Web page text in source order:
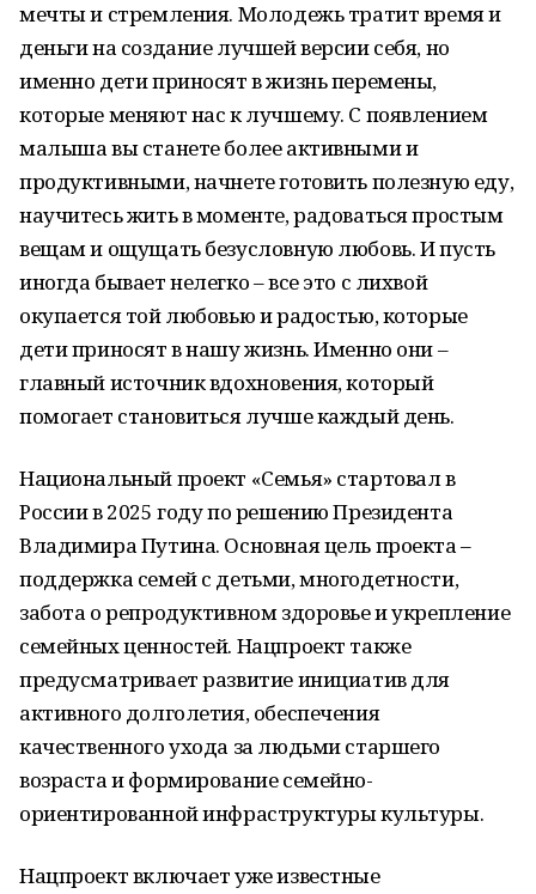
мечты и стремления. Молодежь тратит время и
деньги на создание лучшей версии себя, но
именно дети приносят в жизнь перемены,
которые меняют нас к лучшему. С появлением
малыша вы станете более активными и
продуктивными, начнете готовить полезную еду,
научитесь жить в моменте, радоваться простым
вещам и ощущать безусловную любовь. И пусть
иногда бывает нелегко – все это с лихвой
окупается той любовью и радостью, которые
дети приносят в нашу жизнь. Именно они –
главный источник вдохновения, который
помогает становиться лучше каждый день.
Национальный проект «Семья» стартовал в
России в 2025 году по решению Президента
Владимира Путина. Основная цель проекта –
поддержка семей с детьми, многодетности,
забота о репродуктивном здоровье и укрепление
семейных ценностей. Нацпроект также
предусматривает развитие инициатив для
активного долголетия, обеспечения
качественного ухода за людьми старшего
возраста и формирование семейно-
ориентированной инфраструктуры культуры.
Нацпроект включает уже известные